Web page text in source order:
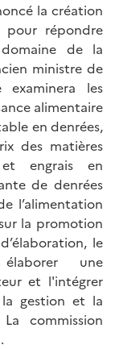
la création
pour répondre
de la
ministre de
examinera les
alimentaire
en denrées,
des matières
et engrais en
de denrées
l’alimentation
la promotion
le
une
et l'intégrer
gestion et la
commission